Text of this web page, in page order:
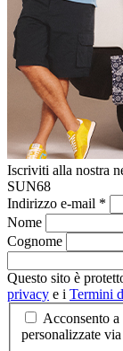
Iscriviti alla nostra
SUN68
Indirizzo e-mail *
Nome
Cognome
Questo sito è
privacy e i Termini
Acconsento
personalizzate